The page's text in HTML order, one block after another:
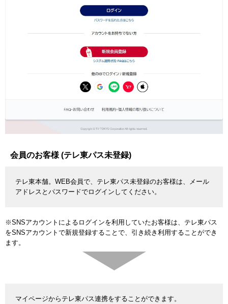
会員のお客様 (テレ東パス未登録)
テレ東本舗。WEB会員で、テレ東パス未登録のお客様は、メール
アドレスとパスワードでログインしてください。
※SNSアカウントによるログインを利用していたお客様は、テレ東パス
をSNSアカウントで新規登録することで、引き続き利用することができ
ます。
マイページからテレ東パス連携をすることができます。